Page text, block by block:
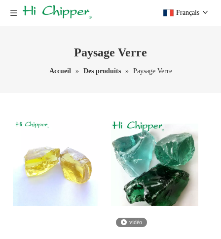
Français
Paysage Verre
Accueil » Des produits » Paysage Verre
vidéo